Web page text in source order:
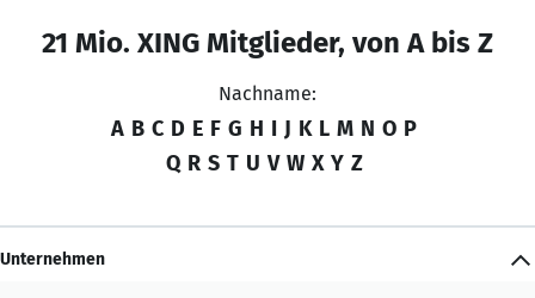
21 Mio. XING Mitglieder, von A bis Z
Nachname:
A B C D E F G H I J K L M N O P
Q R S T U V W X Y Z
Unternehmen